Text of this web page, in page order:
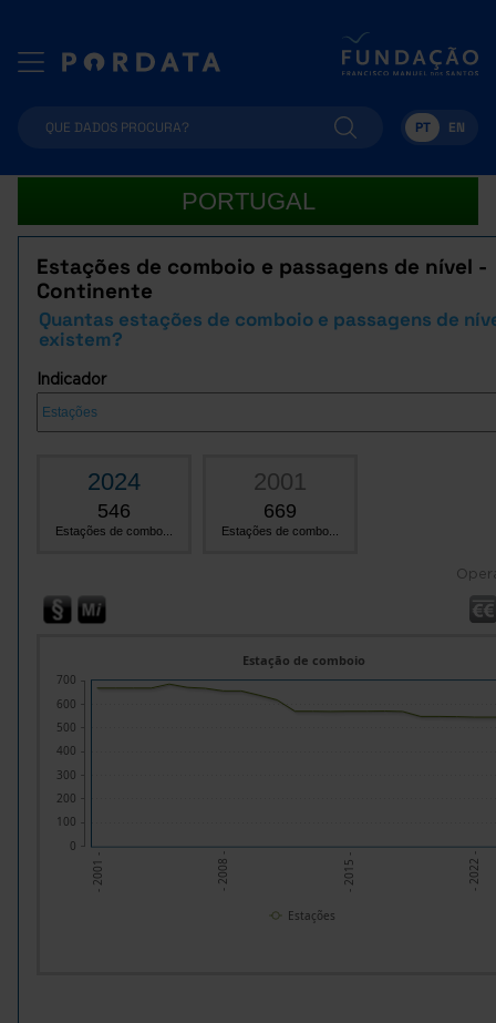
PT EN
PORTUGAL
Estações de comboio e passagens de nível -
Continente
Quantas estações de comboio e passagens de
existem?
Indicador
2024
546
Estações de combo...
2001
669
Estações de combo...
- 2001 - - 2008 - - 2015 - - 2022 -
Estação de comboio
0
100
200
300
400
500
600
700
Estações